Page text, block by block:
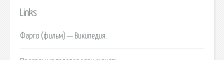
Links
Фарго (фильм) — Википедия.